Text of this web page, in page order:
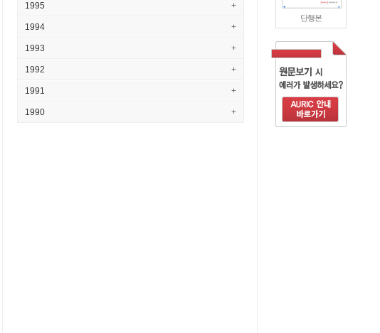
단행본
1995 +
1994 +
1993 +
1992 +
1991 +
1990 +